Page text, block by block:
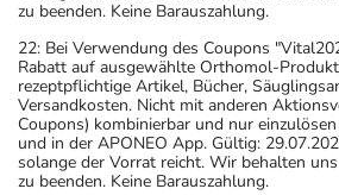
zu beenden. Keine Barauszahlung.
22: Bei Verwendung des Coupons
Rabatt auf ausgewählte Orthomol-
rezeptpflichtige Artikel, Bücher,
Versandkosten. Nicht mit anderen
Coupons) kombinierbar und nur
und in der APONEO App. Gültig:
solange der Vorrat reicht. Wir behalten
zu beenden. Keine Barauszahlung.